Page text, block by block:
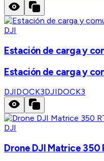
DJI
Estación de carga y
Estación de carga y
DJIDOCK3DJIDOCK3
DJI
Drone DJI Matrice 350